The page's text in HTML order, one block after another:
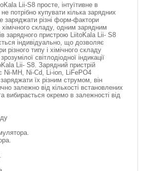
Lii-S8 просте, інтуїтивне в
потрібно купувати кілька зарядних
заряджати різні форм-фактори
хімічного складу, одним зарядним
зарядного пристрою LiitoKala Lii- S8
індивідуально, що дозволяє
різного типу і хімічного складу
світлодіодної індикації
Lii- S8. Зарядний пристрій
Ni-MH, Ni-Cd, Li-ion, LiFePO4
їх різним струмом, він
залежно від кількості встановлених
вибирається окремо в залежності від